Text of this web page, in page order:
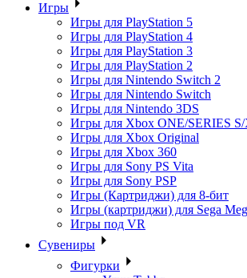
Игры
Игры для PlayStation 5
Игры для PlayStation 4
Игры для PlayStation 3
Игры для PlayStation 2
Игры для Nintendo Switch 2
Игры для Nintendo Switch
Игры для Nintendo 3DS
Игры для Xbox ONE/SERIES
Игры для Xbox Original
Игры для Xbox 360
Игры для Sony PS Vita
Игры для Sony PSP
Игры (Картриджи) для 8-бит
Игры (картриджи) для Sega
Игры под VR
Сувениры
Фигурки